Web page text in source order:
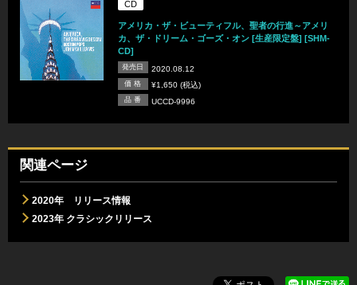
CD
アメリカ・ザ・ビューティフル、聖者の行進～アメリ
カ、ザ・ドリーム・ゴーズ・オン [生産限定盤] [SHM-
CD]
発売日 2020.08.12
価 格 ¥1,650 (税込)
品 番 UCCD-9996
関連ページ
2020年 リリース情報
2023年 クラシックリリース